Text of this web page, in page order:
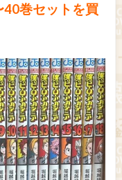
40巻セットを買